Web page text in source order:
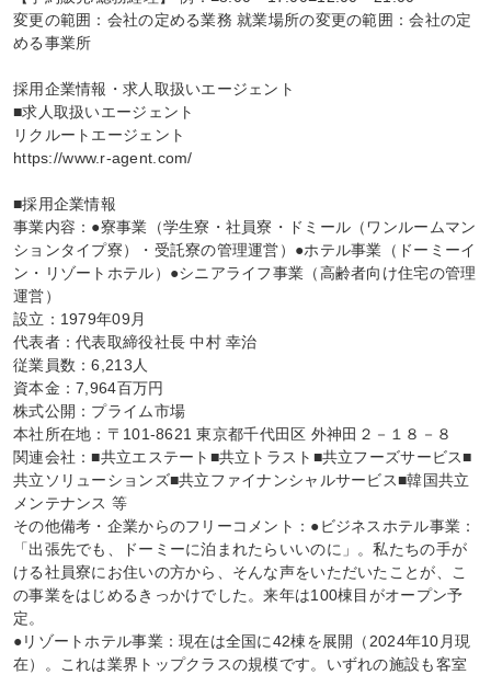
変更の範囲：会社の定める業務 就業場所の変更の範囲：会社の定
める事業所
採用企業情報・求人取扱いエージェント
■求人取扱いエージェント
リクルートエージェント
https://www.r-agent.com/
■採用企業情報
事業内容：●寮事業（学生寮・社員寮・ドミール（ワンルームマン
ションタイプ寮）・受託寮の管理運営）●ホテル事業（ドーミーイ
ン・リゾートホテル）●シニアライフ事業（高齢者向け住宅の管理
運営）
設立：1979年09月
代表者：代表取締役社長 中村 幸治
従業員数：6,213人
資本金：7,964百万円
株式公開：プライム市場
本社所在地：〒101-8621 東京都千代田区 外神田２－１８－８
関連会社：■共立エステート■共立トラスト■共立フーズサービス■
共立ソリューションズ■共立ファイナンシャルサービス■韓国共立
メンテナンス 等
その他備考・企業からのフリーコメント：●ビジネスホテル事業：
「出張先でも、ドーミーに泊まれたらいいのに」。私たちの手が
ける社員寮にお住いの方から、そんな声をいただいたことが、こ
の事業をはじめるきっかけでした。来年は100棟目がオープン予
定。
●リゾートホテル事業：現在は全国に42棟を展開（2024年10月現
在）。これは業界トップクラスの規模です。いずれの施設も客室